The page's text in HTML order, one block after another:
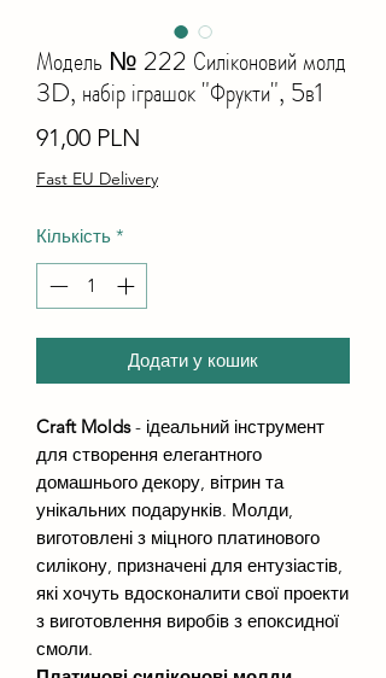
Модель № 222 Силіконовий молд
3D, набір іграшок "Фрукти", 5в1
91,00 PLN
Fast EU Delivery
Кількість *
Додати у кошик
Craft Molds- ідеальний інструмент
для створення елегантного
домашнього декору, вітрин та
унікальних подарунків. Молди,
виготовлені з міцного платинового
силікону, призначені для ентузіастів,
які хочуть вдосконалити свої проекти
з виготовлення виробів з епоксидної
смоли.